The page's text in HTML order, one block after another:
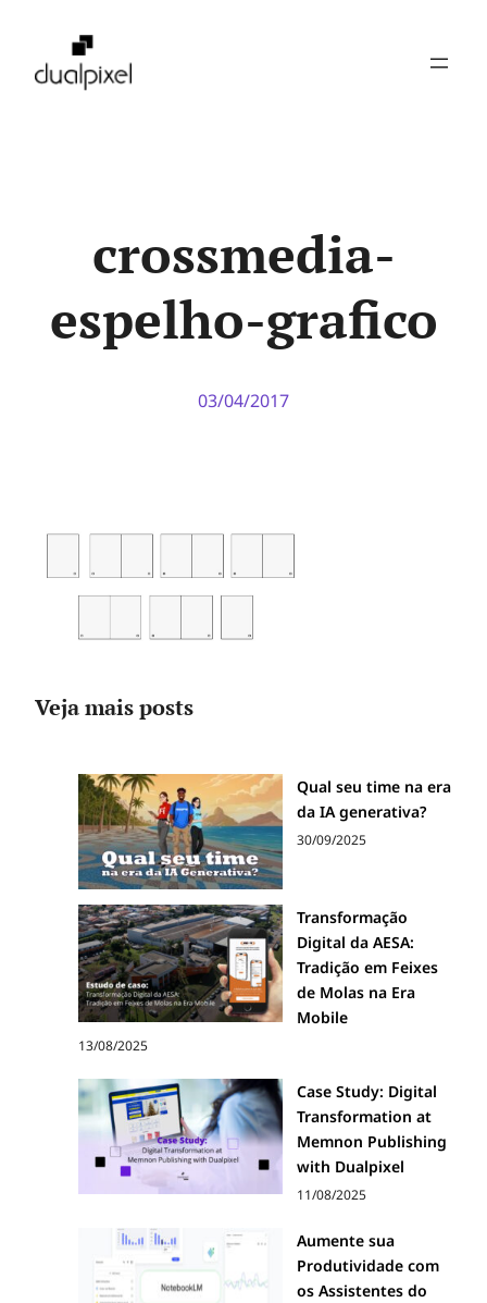
crossmedia-
espelho-grafico
03/04/2017
Veja mais posts
Qual seu time na era
da IA generativa?
30/09/2025
Transformação
Digital da AESA:
Tradição em Feixes
de Molas na Era
Mobile
13/08/2025
Case Study: Digital
Transformation at
Memnon Publishing
with Dualpixel
11/08/2025
Aumente sua
Produtividade com
os Assistentes do